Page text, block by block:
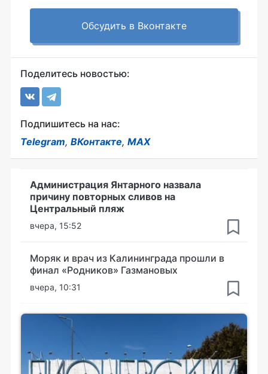
Обсудить в Вконтакте
Поделитесь новостью:
Подпишитесь на нас:
Telegram, ВКонтакте, MAX
Администрация Янтарного назвала
причину повторных сливов на
Центральный пляж
вчера, 15:52
Моряк и врач из Калининграда прошли в
финал «Родников» Газмановых
вчера, 10:31